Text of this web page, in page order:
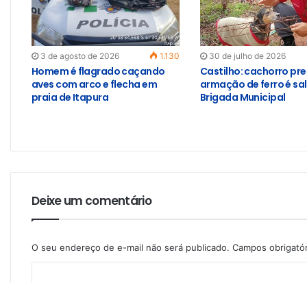
3 de agosto de 2026 1.130
Homem é flagrado caçando
aves com arco e flecha em
praia de Itapura
30 de julho de 2026
Castilho: cachorro
armação de ferro é
Brigada Municipal
Deixe um comentário
O seu endereço de e-mail não será publicado. Campos